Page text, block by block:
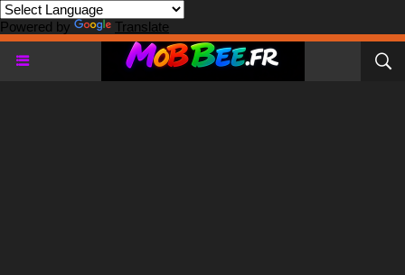
Powered by Translate